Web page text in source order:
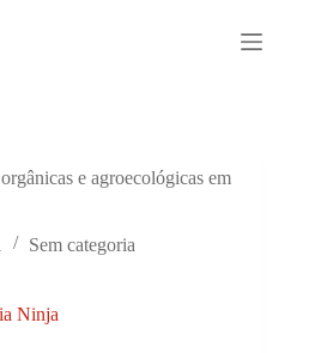
e agroecológicas em
Sem categoria
Ninja